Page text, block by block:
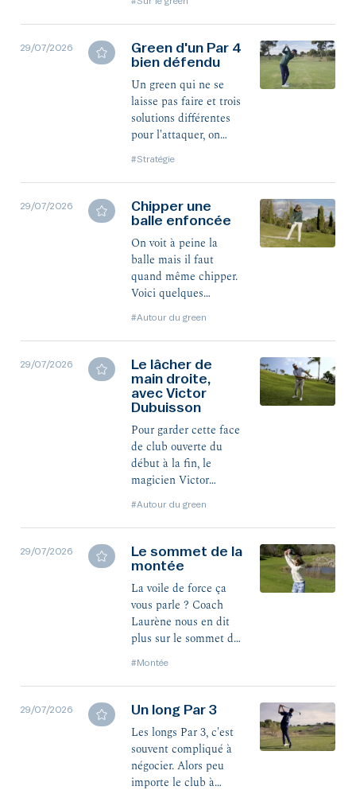
29/07/2026
Green d'un Par 4
bien défendu
Un green qui ne se
laisse pas faire et trois
solutions différentes
pour l'attaquer, on
#Stratégie
29/07/2026
Chipper une
balle enfoncée
On voit à peine la
balle mais il faut
quand même chipper.
Voici quelques
#Autour du green
29/07/2026
Le lâcher de
main droite,
avec Victor
Dubuisson
Pour garder cette face
de club ouverte du
début à la fin, le
magicien Victor
compliqué à réaliser
mais qui peut faire
des merveilles.
#Autour du green
29/07/2026
Le sommet de la
montée
La voile de force ça
vous parle ? Coach
Laurène nous en dit
plus sur le sommet de
swing.
#Montée
29/07/2026 Un long Par 3
Les longs Par 3, c'est
souvent compliqué à
négocier. Alors peu
importe le club à